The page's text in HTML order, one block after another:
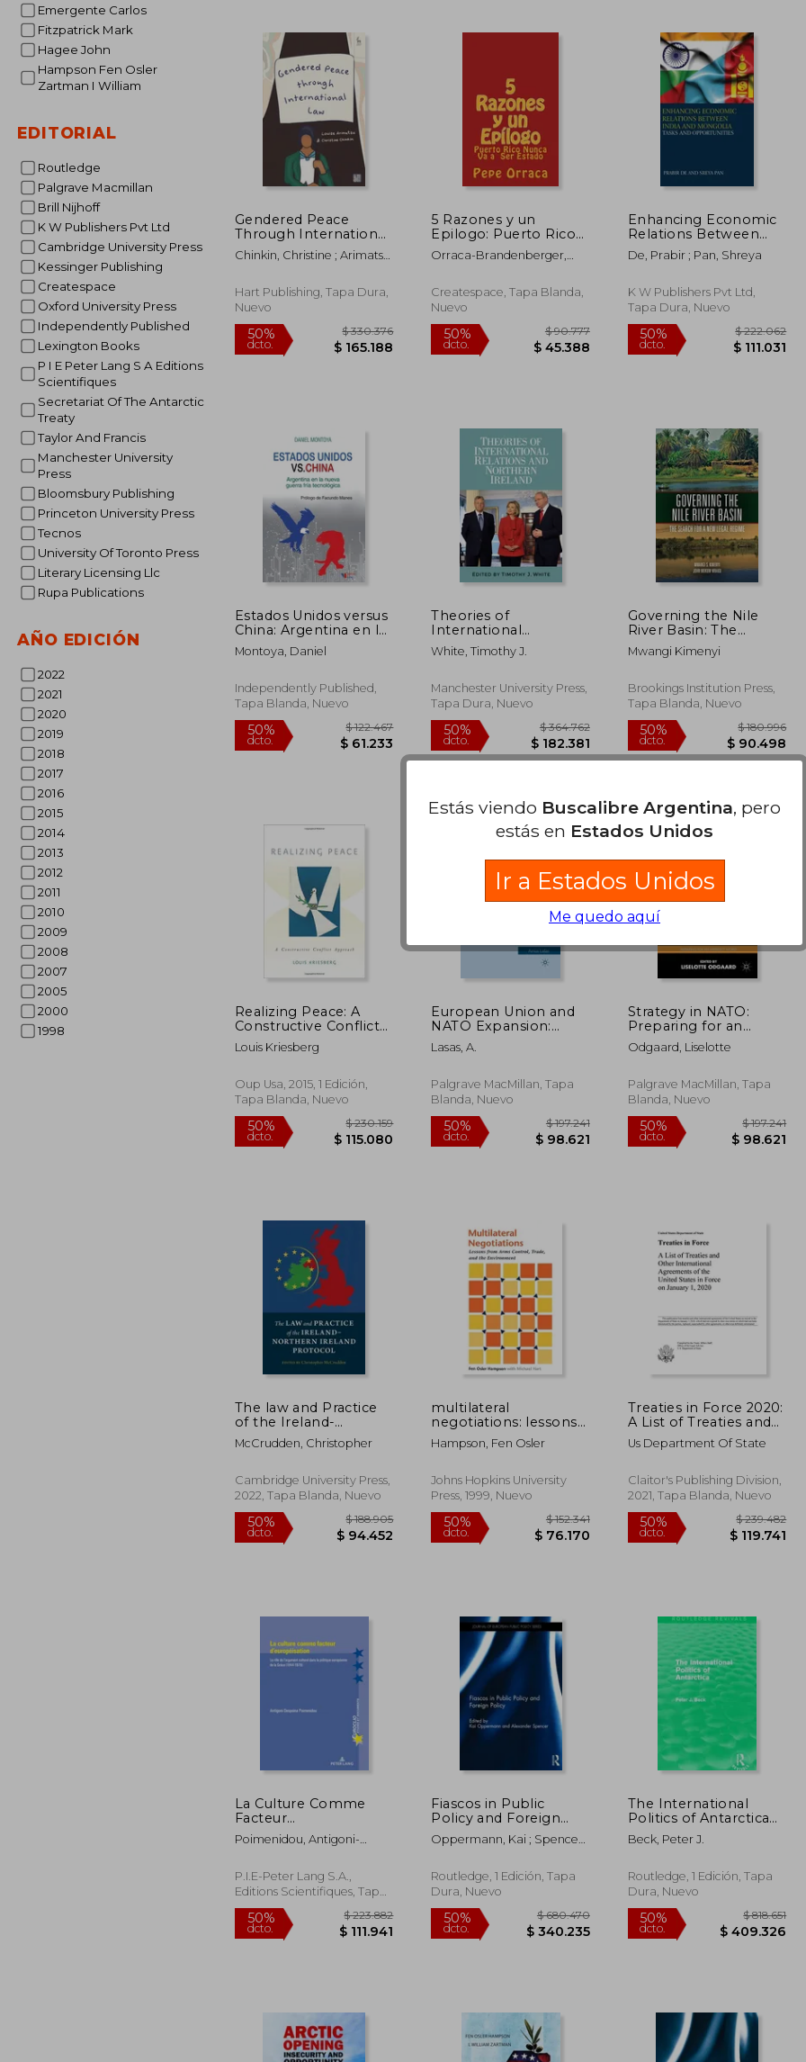
Emergente Carlos
Fitzpatrick Mark
Hagee John
Hampson Fen Osler
Zartman I William
EDITORIAL
Routledge
Palgrave Macmillan
Brill Nijhoff
K W Publishers Pvt Ltd
Cambridge University Press
Kessinger Publishing
Createspace
Oxford University Press
Independently Published
Lexington Books
P I E Peter Lang S A Editions
Scientifiques
Secretariat Of The Antarctic
Treaty
Taylor And Francis
Manchester University
Press
Bloomsbury Publishing
Princeton University Press
Tecnos
University Of Toronto Press
Literary Licensing Llc
Rupa Publications
AÑO EDICIÓN
2022
2021
2020
2019
2018
2017
2016
2015
2014
2013
2012
2011
2010
2009
2008
2007
2005
2000
1998
50%
dcto.
50%
dcto.
Gendered Peace
Through International
Law (en Inglés)
Chinkin, Christine ; Arimatsu,
Hart Publishing, Tapa Dura,
Nuevo
50%
dcto.
5 Razones y un
Epilogo: Puerto Rico
Nunca Va a Ser Estado
Orraca-Brandenberger,
Createspace, Tapa Blanda,
Nuevo
50%
dcto.
Enhancing Economic
Relations Between
India and Mongolia:
Tasks and
Inglés)
De, Prabir ; Pan, Shreya
K W Publishers Pvt Ltd,
Tapa Dura, Nuevo
50%
dcto.
Estados Unidos versus
China: Argentina en la
nueva guerra fría
tecnológica
Montoya, Daniel
Independently Published,
Tapa Blanda, Nuevo
50%
dcto. $ 61.233
Theories of
International
Relations and
Northern Ireland (en
White, Timothy J.
Manchester University Press,
Tapa Dura, Nuevo
dcto. $ 182.381
Governing the Nile
River Basin: The
Search for a New
Legal Regime
Mwangi Kimenyi
Brookings Institution Press,
Tapa Blanda, Nuevo
dcto.
Realizing Peace: A
Constructive Conflict
Approach (en Inglés)
Louis Kriesberg
Oup Usa, 2015, 1 Edición,
Tapa Blanda, Nuevo
50%
European Union and
NATO Expansion:
Central and Eastern
Europe (en Inglés)
Lasas, A.
Palgrave MacMillan, Tapa
Blanda, Nuevo
50% $ 197.241
Strategy in NATO:
Preparing for an
Imperfect World (en
Inglés)
Odgaard, Liselotte
Palgrave MacMillan, Tapa
Blanda, Nuevo
50%
The law and Practice
of the Ireland-
Northern Ireland
Protocol (en Inglés)
McCrudden, Christopher
Cambridge University Press,
2022, Tapa Blanda, Nuevo
50%
dcto.
$ 188.905
$ 94.452
multilateral
negotiations: lessons
from arms control,
trade, and the
Inglés)
Hampson, Fen Osler
Johns Hopkins University
Press, 1999, Nuevo
50%
dcto.
$ 152.341
$ 76.170
Treaties in Force 2020:
A List of Treaties and
Other International
Agreements of the
on January 1, 2020 (en
Inglés)
Us Department Of State
Claitor's Publishing Division,
2021, Tapa Blanda, Nuevo
50%
La Culture Comme
Facteur
d'Européisation: Le
Rôle de l'Argument
Politique Européenne
de la Grèce (1944-
Poimenidou, Antigoni-
P.I.E-Peter Lang S.A.,
Editions Scientifiques, Tapa
Blanda, Nuevo
Fiascos in Public
Policy and Foreign
Policy (en Inglés)
Oppermann, Kai ; Spencer,
Routledge, 1 Edición, Tapa
Dura, Nuevo
The International
Politics of Antarctica
(Routledge Revivals)
(en Inglés)
Beck, Peter J.
Routledge, 1 Edición, Tapa
Dura, Nuevo
Estás viendo Buscalibre Argentina, pero
estás en Estados Unidos
Ir a Estados Unidos
Me quedo aquí